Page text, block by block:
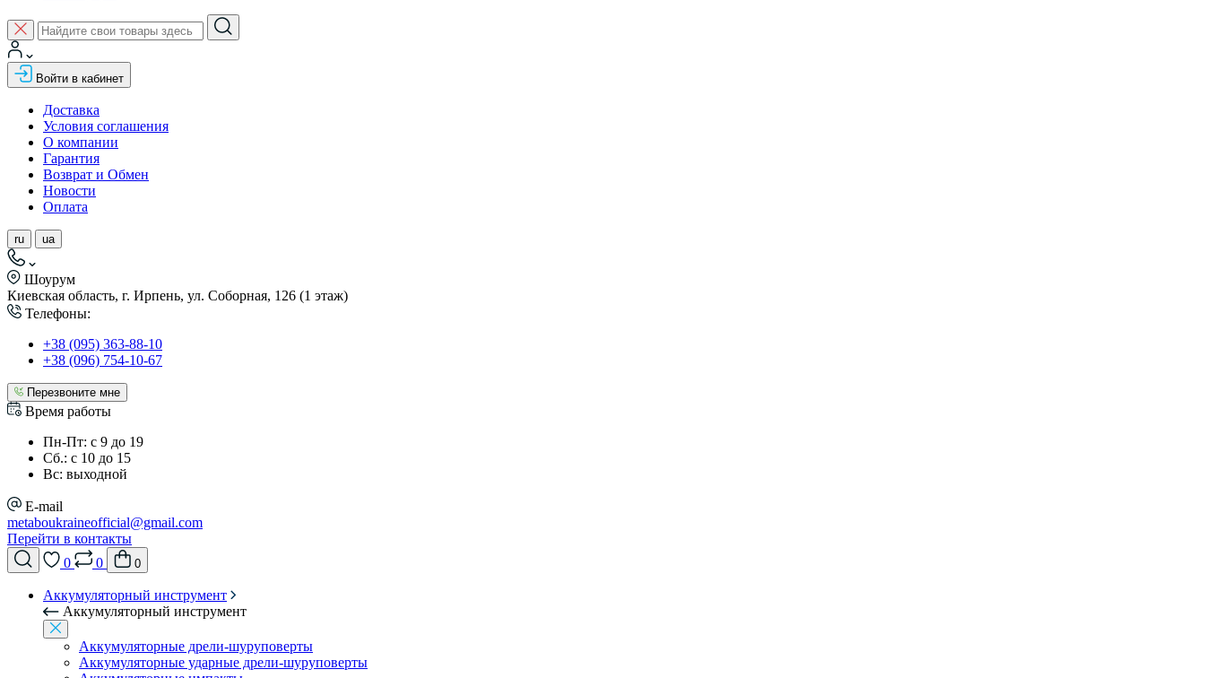
Войти в кабинет
Доставка
Условия соглашения
О компании
Гарантия
Возврат и Обмен
Новости
Оплата
ru ua
Шоурум
Киевская область, г. Ирпень, ул. Соборная, 126 (1 этаж)
Телефоны:
+38 (095) 363-88-10
+38 (096) 754-10-67
Перезвоните мне
Время работы
Пн-Пт: с 9 до 19
Сб.: с 10 до 15
Вс: выходной
E-mail
metaboukraineofficial@gmail.com
Перейти в контакты
0
0 0
Аккумуляторный инструмент
Аккумуляторный инструмент
Аккумуляторные дрели-шуруповерты
Аккумуляторные ударные дрели-шуруповерты